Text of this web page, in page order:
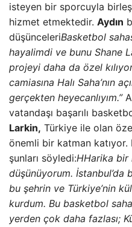
isteyen bir sporcuyla
hizmet etmektedir. Aydın
düşünceleriBasketbol
hayalimdi ve bunu Shane
projeyi daha da özel
camiasına Halı Saha’nın
gerçekten heyecanlıyım.”
vatandaşı başarılı
Larkin, Türkiye ile olan
önemli bir katman katıyor.
şunları söyledi:HHarika bir
düşünüyorum. İstanbul’da
bu şehrin ve Türkiye’nin
kurdum. Bu basketbol
yerden çok daha fazlası;